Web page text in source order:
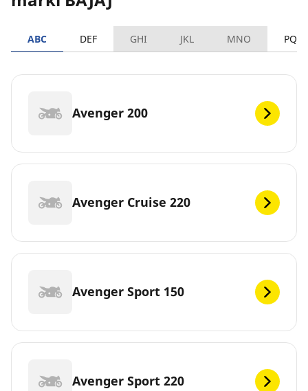
ABC DEF GHI JKL MNO PQRS
Avenger 200
Avenger Cruise 220
Avenger Sport 150
Avenger Sport 220